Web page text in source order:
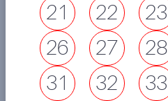
21
22 23
26
27 28
31
32 33